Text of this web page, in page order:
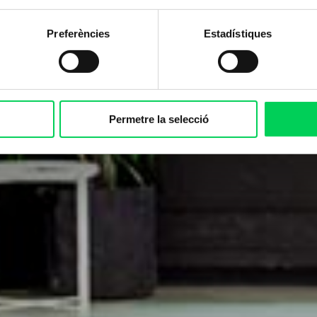
Preferències Estadístiques
Permetre la selecció